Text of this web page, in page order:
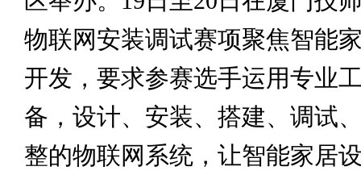
物联网安装调试赛项聚焦智能
开发，要求参赛选手运用专业
备，设计、安装、搭建、调试
整的物联网系统，让智能家居